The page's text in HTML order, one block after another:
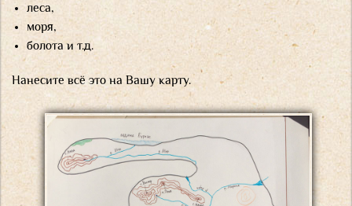
леса,
моря,
болота и т.д.
Нанесите всё это на Вашу карту.